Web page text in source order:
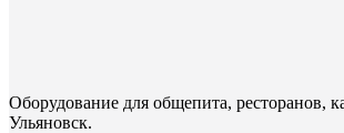
Оборудование для общепита, ресторанов,
Ульяновск.